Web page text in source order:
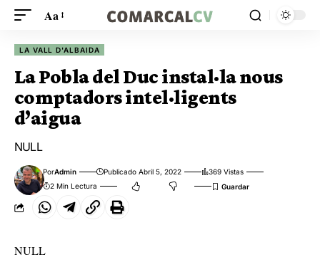
Aa
LA VALL D'ALBAIDA
La Pobla del Duc instal·la nous
comptadors intel·ligents
d’aigua
NULL
PorAdmin Publicado Abril 5, 2022
369 Vistas
2 Min Lectura
NULL